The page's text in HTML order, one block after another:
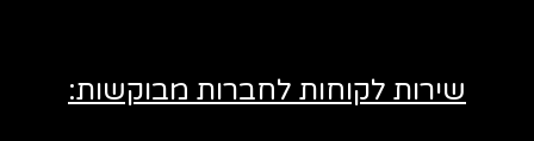
שירות לקוחות לחברות מבוקשות: